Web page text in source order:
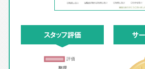
スタッフ評価 サ